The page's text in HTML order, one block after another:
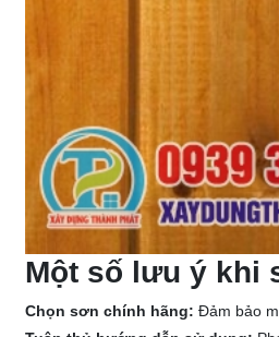
Một số lưu ý khi
Chọn sơn chính hãng: Đảm bảo